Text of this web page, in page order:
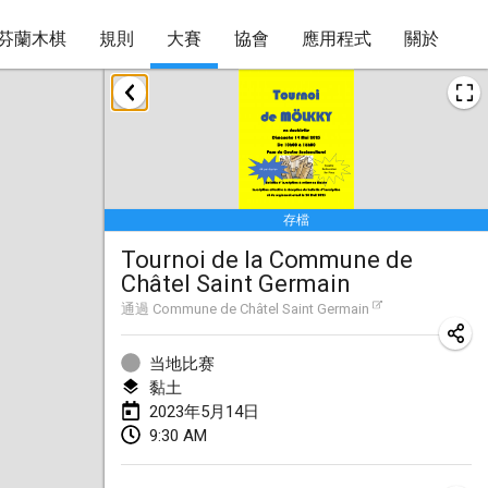
蘭木棋 規則 大賽 協會 應用程式 關於
存檔
Tournoi de la Commune de
Châtel Saint Germain
通過 Commune de Châtel Saint Germain
当地比赛
黏土
2023年5月14日
9:30 AM
2023年1月
LE Tournoi de Noël
2023年1月14日|法國
Indoor Polish Championship - Halowe Mistrzostwa Polski w Mölkky
2023年1月14日|波蘭
Tournoi Mixte ASPTTOM
2023年1月21日|法國
2023年1月28日
US Mölkky Winter